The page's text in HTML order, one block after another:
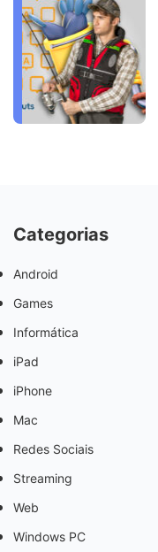
Categorias
Android
Games
Informática
iPad
iPhone
Mac
Redes Sociais
Streaming
Web
Windows PC